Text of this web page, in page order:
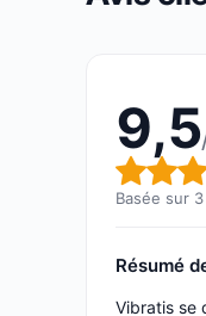
9,5
Note
Basée sur
Résumé
Vibratis se